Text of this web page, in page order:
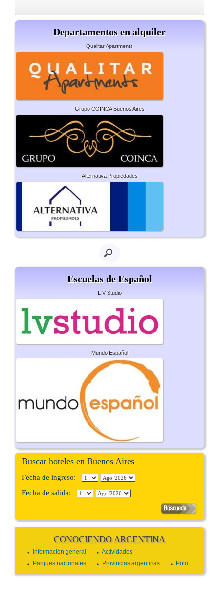
Departamentos en alquiler
Qualitar Apartments
Grupo COINCA Buenos Aires
Alternativa Propiedades
Escuelas de Español
L V Studio
Mundo Español
Buscar hoteles en Buenos Aires
Fecha de ingreso:
Fecha de salida:
CONOCIENDO ARGENTINA
Información general
Actividades
Parques nacionales
Provincias argentinas Polo